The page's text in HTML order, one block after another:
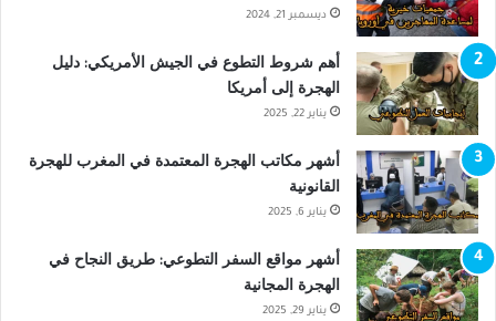
ديسمبر 21, 2024
أهم شروط التطوع في الجيش الأمريكي: دليل
الهجرة إلى أمريكا
يناير 22, 2025
أشهر مكاتب الهجرة المعتمدة في المغرب للهجرة
القانونية
يناير 6, 2025
أشهر مواقع السفر التطوعي: طريق النجاح في
الهجرة المجانية
يناير 29, 2025